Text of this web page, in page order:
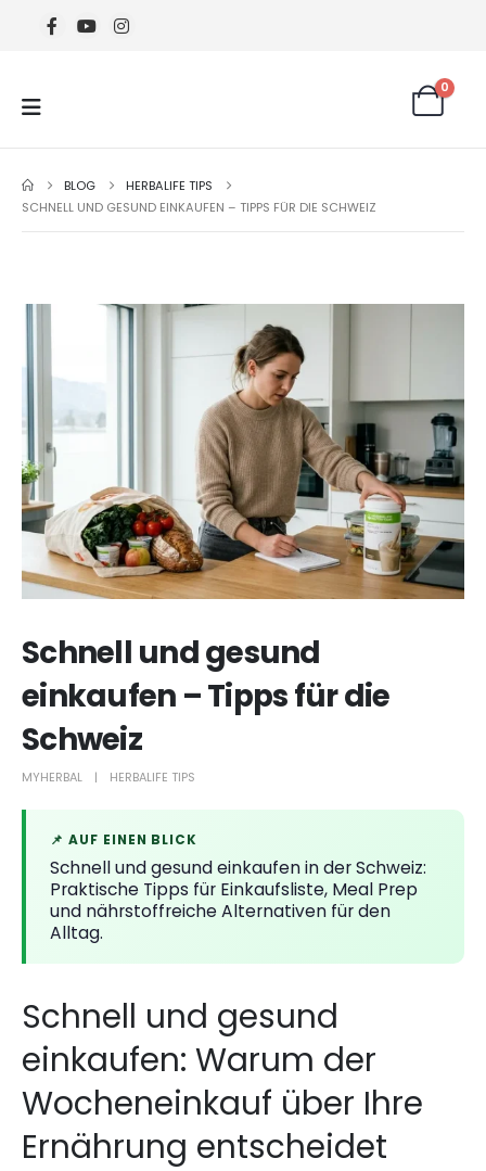
0
BLOG
HERBALIFE TIPS
SCHNELL UND GESUND EINKAUFEN – TIPPS FÜR DIE SCHWEIZ
Schnell und gesund
einkaufen – Tipps für die
Schweiz
MYHERBAL HERBALIFE TIPS
📌 AUF EINEN BLICK
Schnell und gesund einkaufen in der Schweiz:
Praktische Tipps für Einkaufsliste, Meal Prep
und nährstoffreiche Alternativen für den
Alltag.
Schnell und gesund
einkaufen: Warum der
Wocheneinkauf über Ihre
Ernährung entscheidet